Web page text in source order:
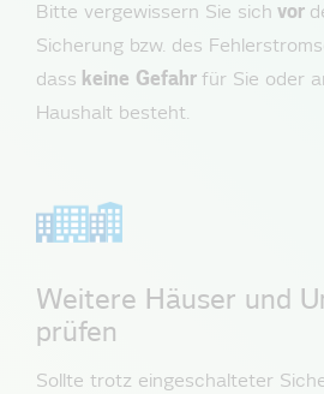
Bitte vergewissern Sie sich vor
Sicherung bzw. des
dass keine Gefahr für Sie oder
Haushalt besteht.
Weitere Häuser und
prüfen
Sollte trotz eingeschalteter